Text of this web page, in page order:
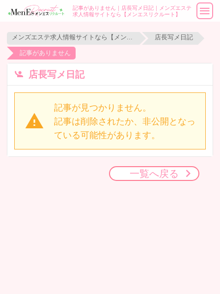
記事がありません｜店長写メ日記｜メンズエステ
求人情報サイトなら【メンエスリクルート】
店長写メ日記
記事がありません
店長写メ日記
記事が見つかりません。
記事は削除されたか、非公開となっ
ている可能性があります。
一覧へ戻る